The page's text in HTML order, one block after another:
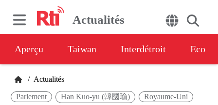
Actualités
Aperçu Taiwan Interdétroit Eco
/ Actualités
Parlement Han Kuo-yu (韓國瑜)
Royaume-Uni